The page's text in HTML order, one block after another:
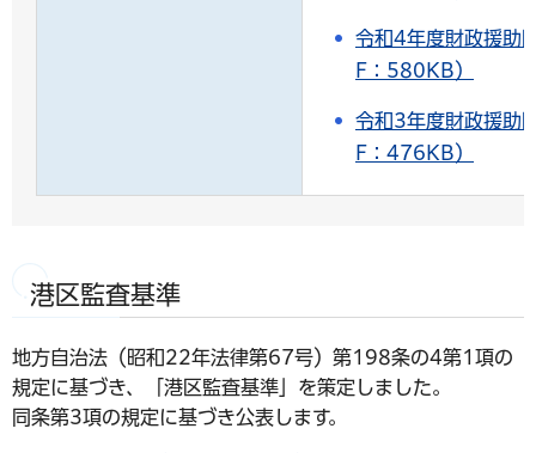
令和4年度財政援助
F：580KB）
令和3年度財政援助
F：476KB）
港区監査基準
地方自治法（昭和22年法律第67号）第198条の4第1項の
規定に基づき、「港区監査基準」を策定しました。
同条第3項の規定に基づき公表します。